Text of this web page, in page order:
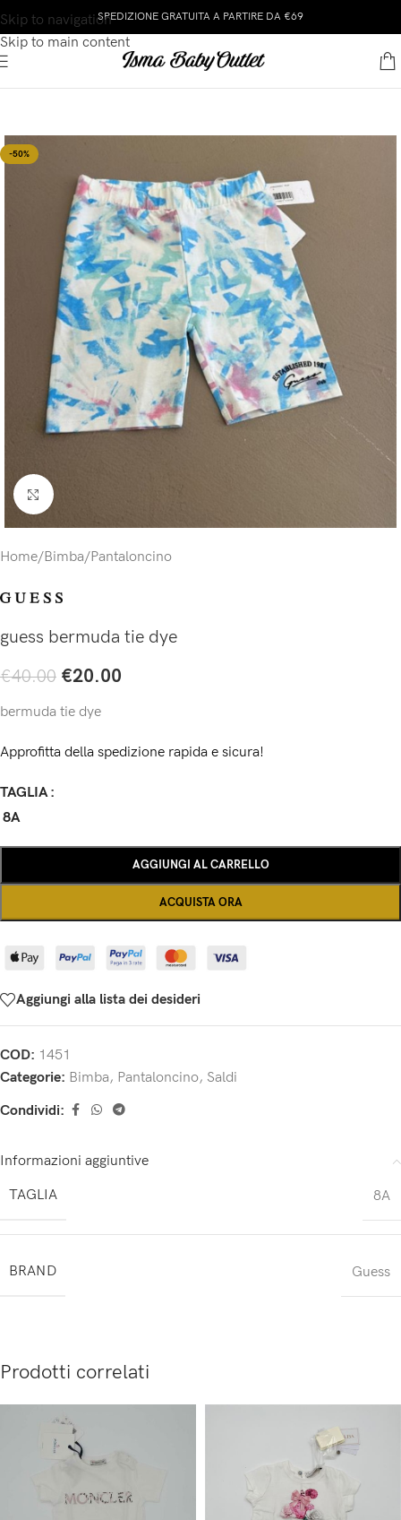
Skip to navigation
Skip to main content
SPEDIZIONE GRATUITA A PARTIRE DA €69
-50%
Click to enlarge
Home/Bimba/Pantaloncino
guess bermuda tie dye
€40.00 €20.00
bermuda tie dye
Approfitta della spedizione rapida e sicura!
TAGLIA
8A
AGGIUNGI AL CARRELLO
ACQUISTA ORA
Aggiungi alla lista dei desideri
COD: 1451
Categorie: Bimba, Pantaloncino, Saldi
Condividi:
Informazioni aggiuntive
TAGLIA
8A
BRAND Guess
Prodotti correlati